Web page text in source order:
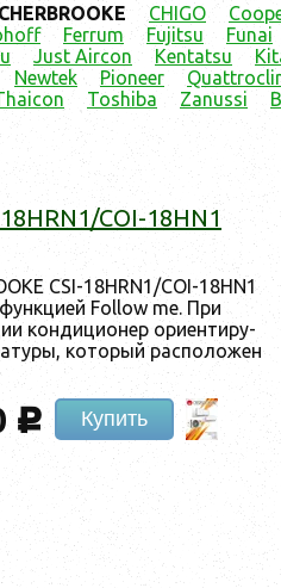
CHERBROOKE CHIGO
Ferrum Fujitsu Funai
Just Aircon Kentatsu
Newtek Pioneer
Toshiba Zanussi
COI-18HN1
CSI-18HRN1/COI-18HN1
Follow me. При
кон­ди­ци­онер ори­ен­ти­ру­
ко­торый рас­по­ложен
c Купить